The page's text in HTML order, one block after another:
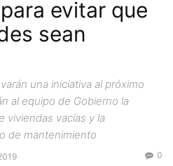
evitar que
sean
una iniciativa al próximo
al equipo de Gobierno la
viviendas vacías y la
de mantenimiento
0